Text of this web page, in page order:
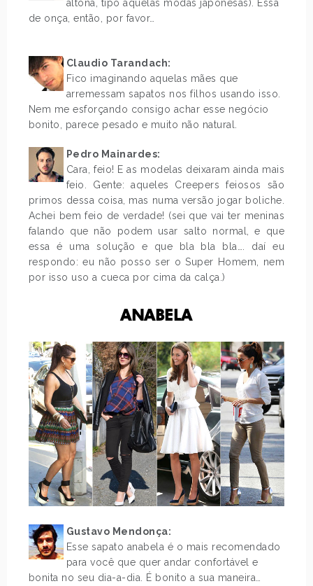
altona, tipo aquelas modas japonesas). Essa
de onça, então, por favor…
Claudio Tarandach:
Fico imaginando aquelas mães que
arremessam sapatos nos filhos usando isso.
Nem me esforçando consigo achar esse negócio
bonito, parece pesado e muito não natural.
Pedro Mainardes:
Cara, feio! E as modelas deixaram ainda mais
feio. Gente: aqueles Creepers feiosos são
primos dessa coisa, mas numa versão jogar boliche.
Achei bem feio de verdade! (sei que vai ter meninas
falando que não podem usar salto normal, e que
essa é uma solução e que bla bla bla…. daí eu
respondo: eu não posso ser o Super Homem, nem
por isso uso a cueca por cima da calça.)
ANABELA
Gustavo Mendonça:
Esse sapato anabela é o mais recomendado
para você que quer andar confortável e
bonita no seu dia-a-dia. É bonito a sua maneira…